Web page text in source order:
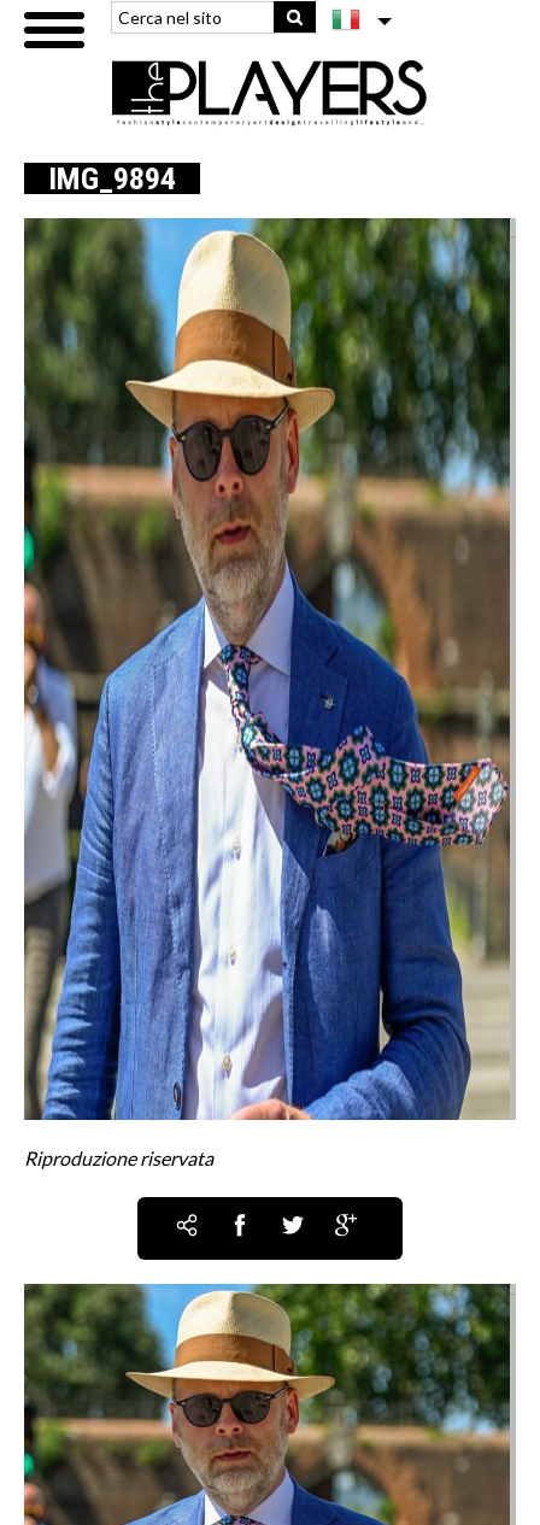
IMG_9894
Riproduzione riservata